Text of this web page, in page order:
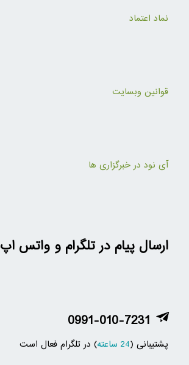
نماد اعتماد
قوانین وبسایت
آی نود در خبرگزاری ها
ارسال پیام در تلگرام و واتس اپ
0991-010-7231
پشتیبانی (24 ساعته ) در تلگرام فعال است